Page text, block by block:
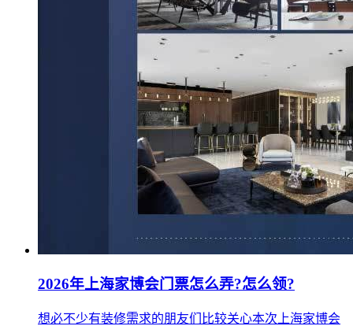
2026年上海家博会门票怎么弄?怎么领?
想必不少有装修需求的朋友们比较关心本次上海家博会